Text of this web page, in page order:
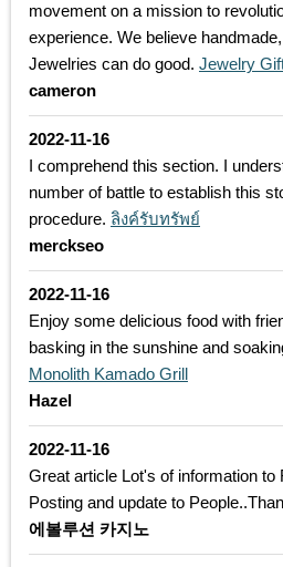
movement on a mission to
experience. We believe
Jewelries can do good. Jewelry
cameron
2022-11-16
I comprehend this section. I
number of battle to establish this
procedure. ลิงค์รับทรัพย์
merckseo
2022-11-16
Enjoy some delicious food with
basking in the sunshine and
Monolith Kamado Grill
Hazel
2022-11-16
Great article Lot's of information to
Posting and update to
에볼루션 카지노